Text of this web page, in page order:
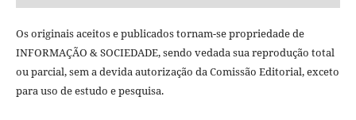
Os originais aceitos e publicados tornam-se propriedade de
INFORMAÇÃO & SOCIEDADE, sendo vedada sua reprodução total
ou parcial, sem a devida autorização da Comissão Editorial, exceto
para uso de estudo e pesquisa.